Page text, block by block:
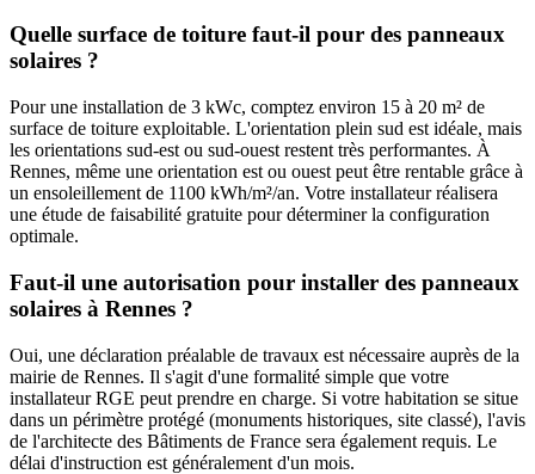
Quelle surface de toiture faut-il pour des panneaux
solaires ?
Pour une installation de 3 kWc, comptez environ 15 à 20 m² de
surface de toiture exploitable. L'orientation plein sud est idéale, mais
les orientations sud-est ou sud-ouest restent très performantes. À
Rennes, même une orientation est ou ouest peut être rentable grâce à
un ensoleillement de 1100 kWh/m²/an. Votre installateur réalisera
une étude de faisabilité gratuite pour déterminer la configuration
optimale.
Faut-il une autorisation pour installer des panneaux
solaires à Rennes ?
Oui, une déclaration préalable de travaux est nécessaire auprès de la
mairie de Rennes. Il s'agit d'une formalité simple que votre
installateur RGE peut prendre en charge. Si votre habitation se situe
dans un périmètre protégé (monuments historiques, site classé), l'avis
de l'architecte des Bâtiments de France sera également requis. Le
délai d'instruction est généralement d'un mois.